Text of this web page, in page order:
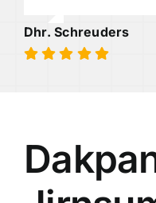
Dhr. Schreuders